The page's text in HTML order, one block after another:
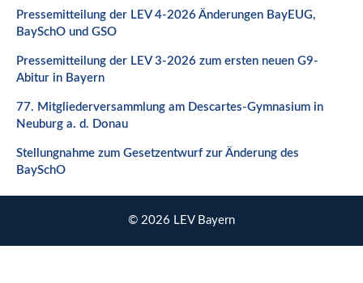
Pressemitteilung der LEV 4-2026 Änderungen BayEUG,
BaySchO und GSO
Pressemitteilung der LEV 3-2026 zum ersten neuen G9-
Abitur in Bayern
77. Mitgliederversammlung am Descartes-Gymnasium in
Neuburg a. d. Donau
Stellungnahme zum Gesetzentwurf zur Änderung des
BaySchO
© 2026 LEV Bayern